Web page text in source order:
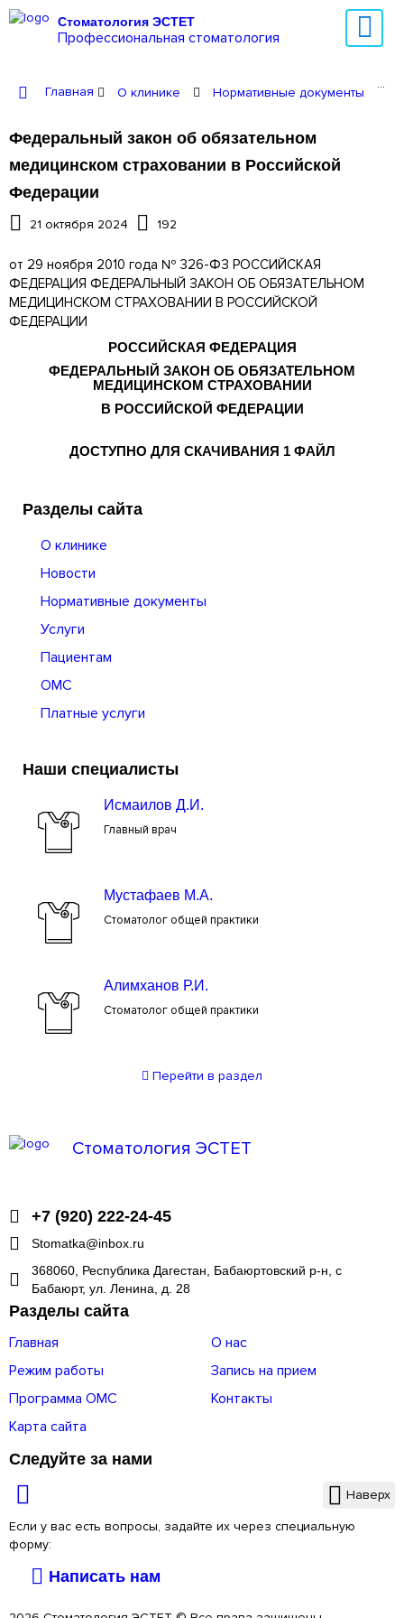
Стоматология ЭСТЕТ
Профессиональная стоматология
Главная О клинике Нормативные документы
Федеральный закон об обязательном
медицинском страховании в Российской
Федерации
21 октября 2024 192
от 29 ноября 2010 года № 326-ФЗ РОССИЙСКАЯ
ФЕДЕРАЦИЯ ФЕДЕРАЛЬНЫЙ ЗАКОН ОБ ОБЯЗАТЕЛЬНОМ
МЕДИЦИНСКОМ СТРАХОВАНИИ В РОССИЙСКОЙ
ФЕДЕРАЦИИ
РОССИЙСКАЯ ФЕДЕРАЦИЯ
ФЕДЕРАЛЬНЫЙ ЗАКОН ОБ ОБЯЗАТЕЛЬНОМ
МЕДИЦИНСКОМ СТРАХОВАНИИ
В РОССИЙСКОЙ ФЕДЕРАЦИИ
ДОСТУПНО ДЛЯ СКАЧИВАНИЯ 1 ФАЙЛ
Разделы сайта
О клинике
Новости
Нормативные документы
Услуги
Пациентам
ОМС
Платные услуги
Наши специалисты
Исмаилов Д.И.
Главный врач
Мустафаев М.А.
Стоматолог общей практики
Алимханов Р.И.
Стоматолог общей практики
Перейти в раздел
Стоматология ЭСТЕТ
+7 (920) 222-24-45
Stomatka@inbox.ru
368060, Республика Дагестан, Бабаюртовский р-н, с
Бабаюрт, ул. Ленина, д. 28
Разделы сайта
Главная
О нас
Режим работы
Запись на прием
Программа ОМС
Контакты
Карта сайта
Следуйте за нами
Наверх
Если у вас есть вопросы, задайте их через специальную
форму:
Написать нам